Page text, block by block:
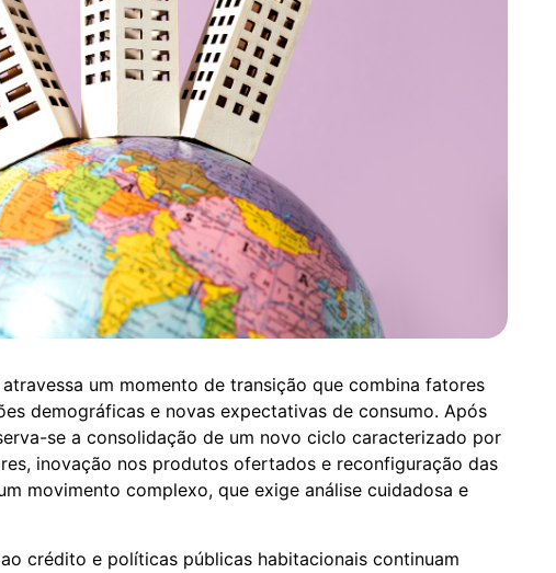
um momento de transição que combina fatores
demográficas e novas expectativas de consumo. Após
se a consolidação de um novo ciclo caracterizado por
inovação nos produtos ofertados e reconfiguração das
movimento complexo, que exige análise cuidadosa e
crédito e políticas públicas habitacionais continuam